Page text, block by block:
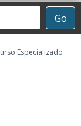
Go
Especializado